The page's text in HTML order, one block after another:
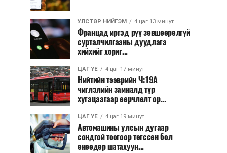
УЛСТӨР НИЙГЭМ 4 цаг 13 минут
Францад иргэд рүү зөвшөөрөлгүй
сурталчилгааны дуудлага
хийхийг хориг...
ЦАГ ҮЕ 4 цаг 17 минут
Нийтийн тээврийн Ч:19А
чиглэлийн замналд түр
хугацаагаар өөрчлөлт ор...
ЦАГ ҮЕ 4 цаг 19 минут
Автомашины улсын дугаар
сондгой тоогоор төгссөн бол
өнөөдөр шатахуун...